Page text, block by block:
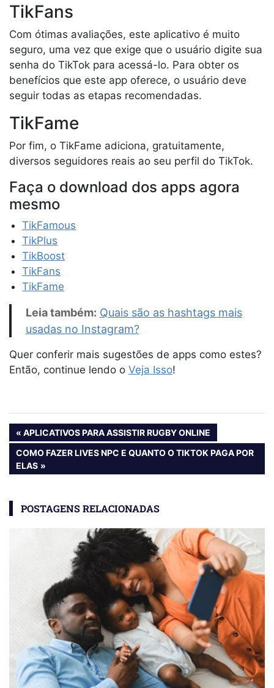
TikFans
Com ótimas avaliações, este aplicativo é muito
seguro, uma vez que exige que o usuário digite sua
senha do TikTok para acessá-lo. Para obter os
benefícios que este app oferece, o usuário deve
seguir todas as etapas recomendadas.
TikFame
Por fim, o TikFame adiciona, gratuitamente,
diversos seguidores reais ao seu perfil do TikTok.
Faça o download dos apps agora
mesmo
TikFamous
TikPlus
TikBoost
TikFans
TikFame
Leia também: Quais são as hashtags mais
usadas no Instagram?
Quer conferir mais sugestões de apps como estes?
Então, continue lendo o Veja Isso!
Navegação
de
Post
PREVIOUS
POST:
APLICATIVOS PARA ASSISTIR RUGBY ONLINE
NEXT
POST:
COMO FAZER LIVES NPC E QUANTO O TIKTOK PAGA POR
ELAS
POSTAGENS RELACIONADAS